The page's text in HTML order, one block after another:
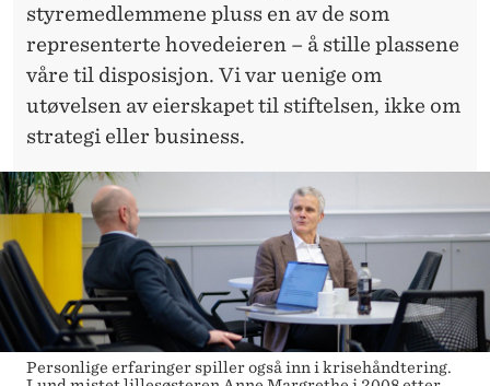
styremedlemmene pluss en av de som
representerte hovedeieren – å stille plassene
våre til disposisjon. Vi var uenige om
utøvelsen av eierskapet til stiftelsen, ikke om
strategi eller business.
Personlige erfaringer spiller også inn i krisehåndtering.